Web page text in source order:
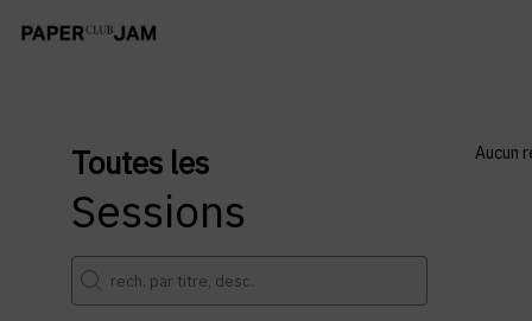
Toutes les
Sessions
Aucun